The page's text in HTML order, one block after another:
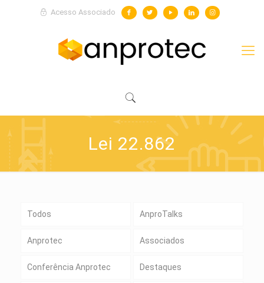
Acesso Associado
Lei 22.862
Todos AnproTalks
Anprotec Associados
Conferência Anprotec Destaques